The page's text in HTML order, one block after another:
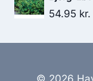
54.95 kr.
© 2026